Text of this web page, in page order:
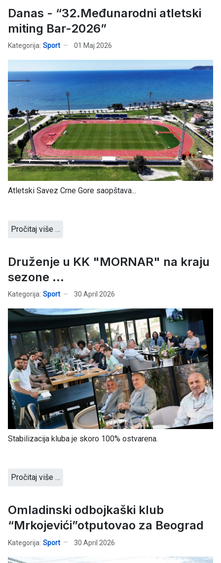
Danas - “32.Međunarodni atletski
miting Bar-2026”
Kategorija: Sport 01 Maj 2026
Atletski Savez Crne Gore saopštava...
Pročitaj više …
Druženje u KK "MORNAR" na kraju
sezone ...
Kategorija: Sport 30 April 2026
Stabilizacija kluba je skoro 100% ostvarena.
Pročitaj više …
Omladinski odbojkaški klub
“Mrkojevići”otputovao za Beograd
Kategorija: Sport 30 April 2026